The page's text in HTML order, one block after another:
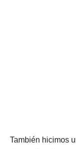
También hicimos